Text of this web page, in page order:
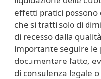
effetti pratici possono
che si tratti solo di
di recesso dalla
importante seguire
documentare l’atto,
di consulenza legale